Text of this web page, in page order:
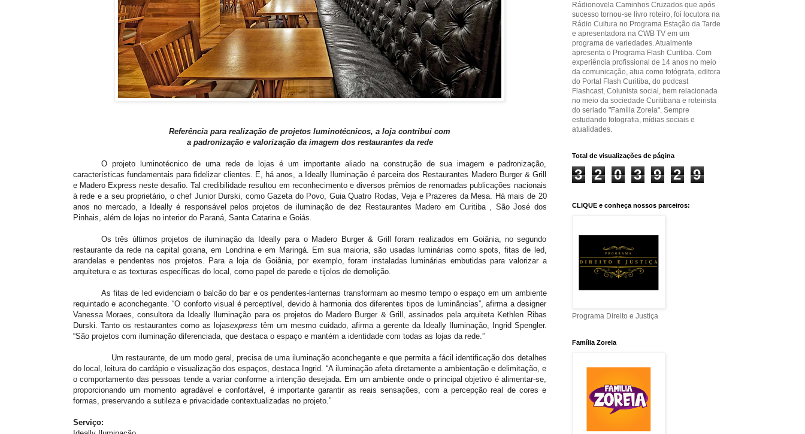
Referência para realização de projetos luminotécnicos, a loja contribui com
a padronização e valorização da imagem dos restaurantes da rede
O projeto luminotécnico de uma rede de lojas é um importante aliado na construção de sua imagem e padronização,
características fundamentais para fidelizar clientes. E, há anos, a Ideally Iluminação é parceira dos Restaurantes Madero Burger & Grill
e Madero Express neste desafio. Tal credibilidade resultou em reconhecimento e diversos prêmios de renomadas publicações nacionais
à rede e a seu proprietário, o chef Junior Durski, como Gazeta do Povo, Guia Quatro Rodas, Veja e Prazeres da Mesa. Há mais de 20
anos no mercado, a Ideally é responsável pelos projetos de iluminação de dez Restaurantes Madero em Curitiba
São José dos
Pinhais, além de lojas no interior do Paraná, Santa Catarina e Goiás.
Os três últimos projetos de iluminação da Ideally para o Madero Burger & Grill foram realizados em Goiânia, no segundo
restaurante da rede na capital goiana, em Londrina e em Maringá. Em sua maioria, são usadas luminárias como spots, fitas de led,
arandelas e pendentes nos projetos. Para a loja de Goiânia, por exemplo, foram instaladas luminárias embutidas para valorizar a
arquitetura e as texturas específicas do local, como papel de parede e tijolos de demolição.
As fitas de led evidenciam o balcão do bar e os pendentes-lanternas transformam ao mesmo tempo o espaço em um ambiente
requintado e aconchegante. “O conforto visual é perceptível, devido à harmonia dos diferentes tipos de luminâncias”, afirma a designer
Vanessa Moraes, consultora da Ideally Iluminação para os projetos do Madero Burger & Grill, assinados pela arquiteta Kethlen Ribas
Durski. Tanto os restaurantes como as lojasexpress têm um mesmo cuidado, afirma a gerente da Ideally Iluminação, Ingrid Spengler.
“São projetos com iluminação diferenciada, que destaca o espaço e mantém a identidade com todas as lojas da rede.”
Um restaurante, de um modo geral, precisa de uma iluminação aconchegante e que permita a fácil identificação dos detalhes
do local, leitura do cardápio e visualização dos espaços, destaca Ingrid. “A iluminação afeta diretamente a ambientação e delimitação, e
o comportamento das pessoas tende a variar conforme a intenção desejada. Em um ambiente onde o principal objetivo é alimentar-se,
proporcionando um momento agradável e confortável, é importante garantir as reais sensações, com a percepção real de cores e
formas, preservando a sutileza e privacidade contextualizadas no projeto.”
Serviço:
Rádionovela Caminhos Cruzados que após
sucesso tornou-se livro roteiro, foi locutora na
Rádio Cultura no Programa Estação da Tarde
e apresentadora na CWB TV em um
programa de variedades. Atualmente
apresenta o Programa Flash Curitiba. Com
experiência profissional de 14 anos no meio
da comunicação, atua como fotógrafa, editora
do Portal Flash Curitiba, do podcast
Flashcast, Colunista social, bem relacionada
no meio da sociedade Curitibana e roteirista
do seriado "Família Zoreia". Sempre
estudando fotografia, mídias sociais e
atualidades.
Total de visualizações de página
3 2 0 3 9 2 9
CLIQUE e conheça nossos parceiros:
Programa Direito e Justiça
Família Zoreia